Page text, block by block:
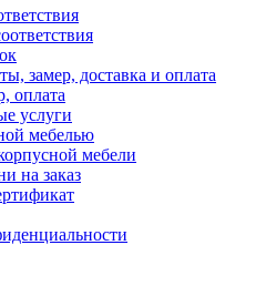
замер, доставка и оплата
оплата
услуги
мебелью
мебели
на заказ